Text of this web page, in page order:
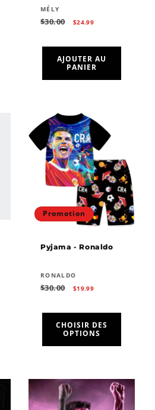
Fournisseur :
MÉLY
Prix
$30.00
Prix
$24.99
AJOUTER AU
PANIER
Promotion
Pyjama - Ronaldo
Fournisseur :
RONALDO
Prix
$30.00
Prix
$19.99
CHOISIR DES
OPTIONS